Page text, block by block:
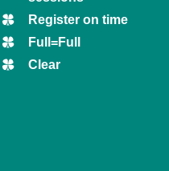
Register on time
Full=Full
Clear